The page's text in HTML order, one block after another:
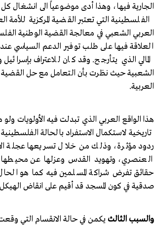
الجارية فيها، وهذا أدى موضوعياً الى انشغال كل
الفلسطينية التي تعتبر القضية المركزية
العربي الشعبي في معالجة القضية الوطنية
العلاقة فيها على طلب توفير الدعم السياسي
المالي الذي يتأرجح. وقد كان للاعتراف
الشعبية حيث نظرت بأن التعامل مع حل
العربية.
هذا الواقع العربي الذي تبدلت فيه الأولويات
تاريخية لاستكمال الاستفراد بالحالة
ردود مؤثرة، وذلك من خلال تسريعها عجلة
العنصري، وتهويد القدس وعزلها عن محيطها
حقائق تفرض شراكة المسلمين فيه كما هو
صدقية في كون المسجد قد أقيم على انقاض الهيكل
والسبب الثالث يكمن في حالة الانقسام التي